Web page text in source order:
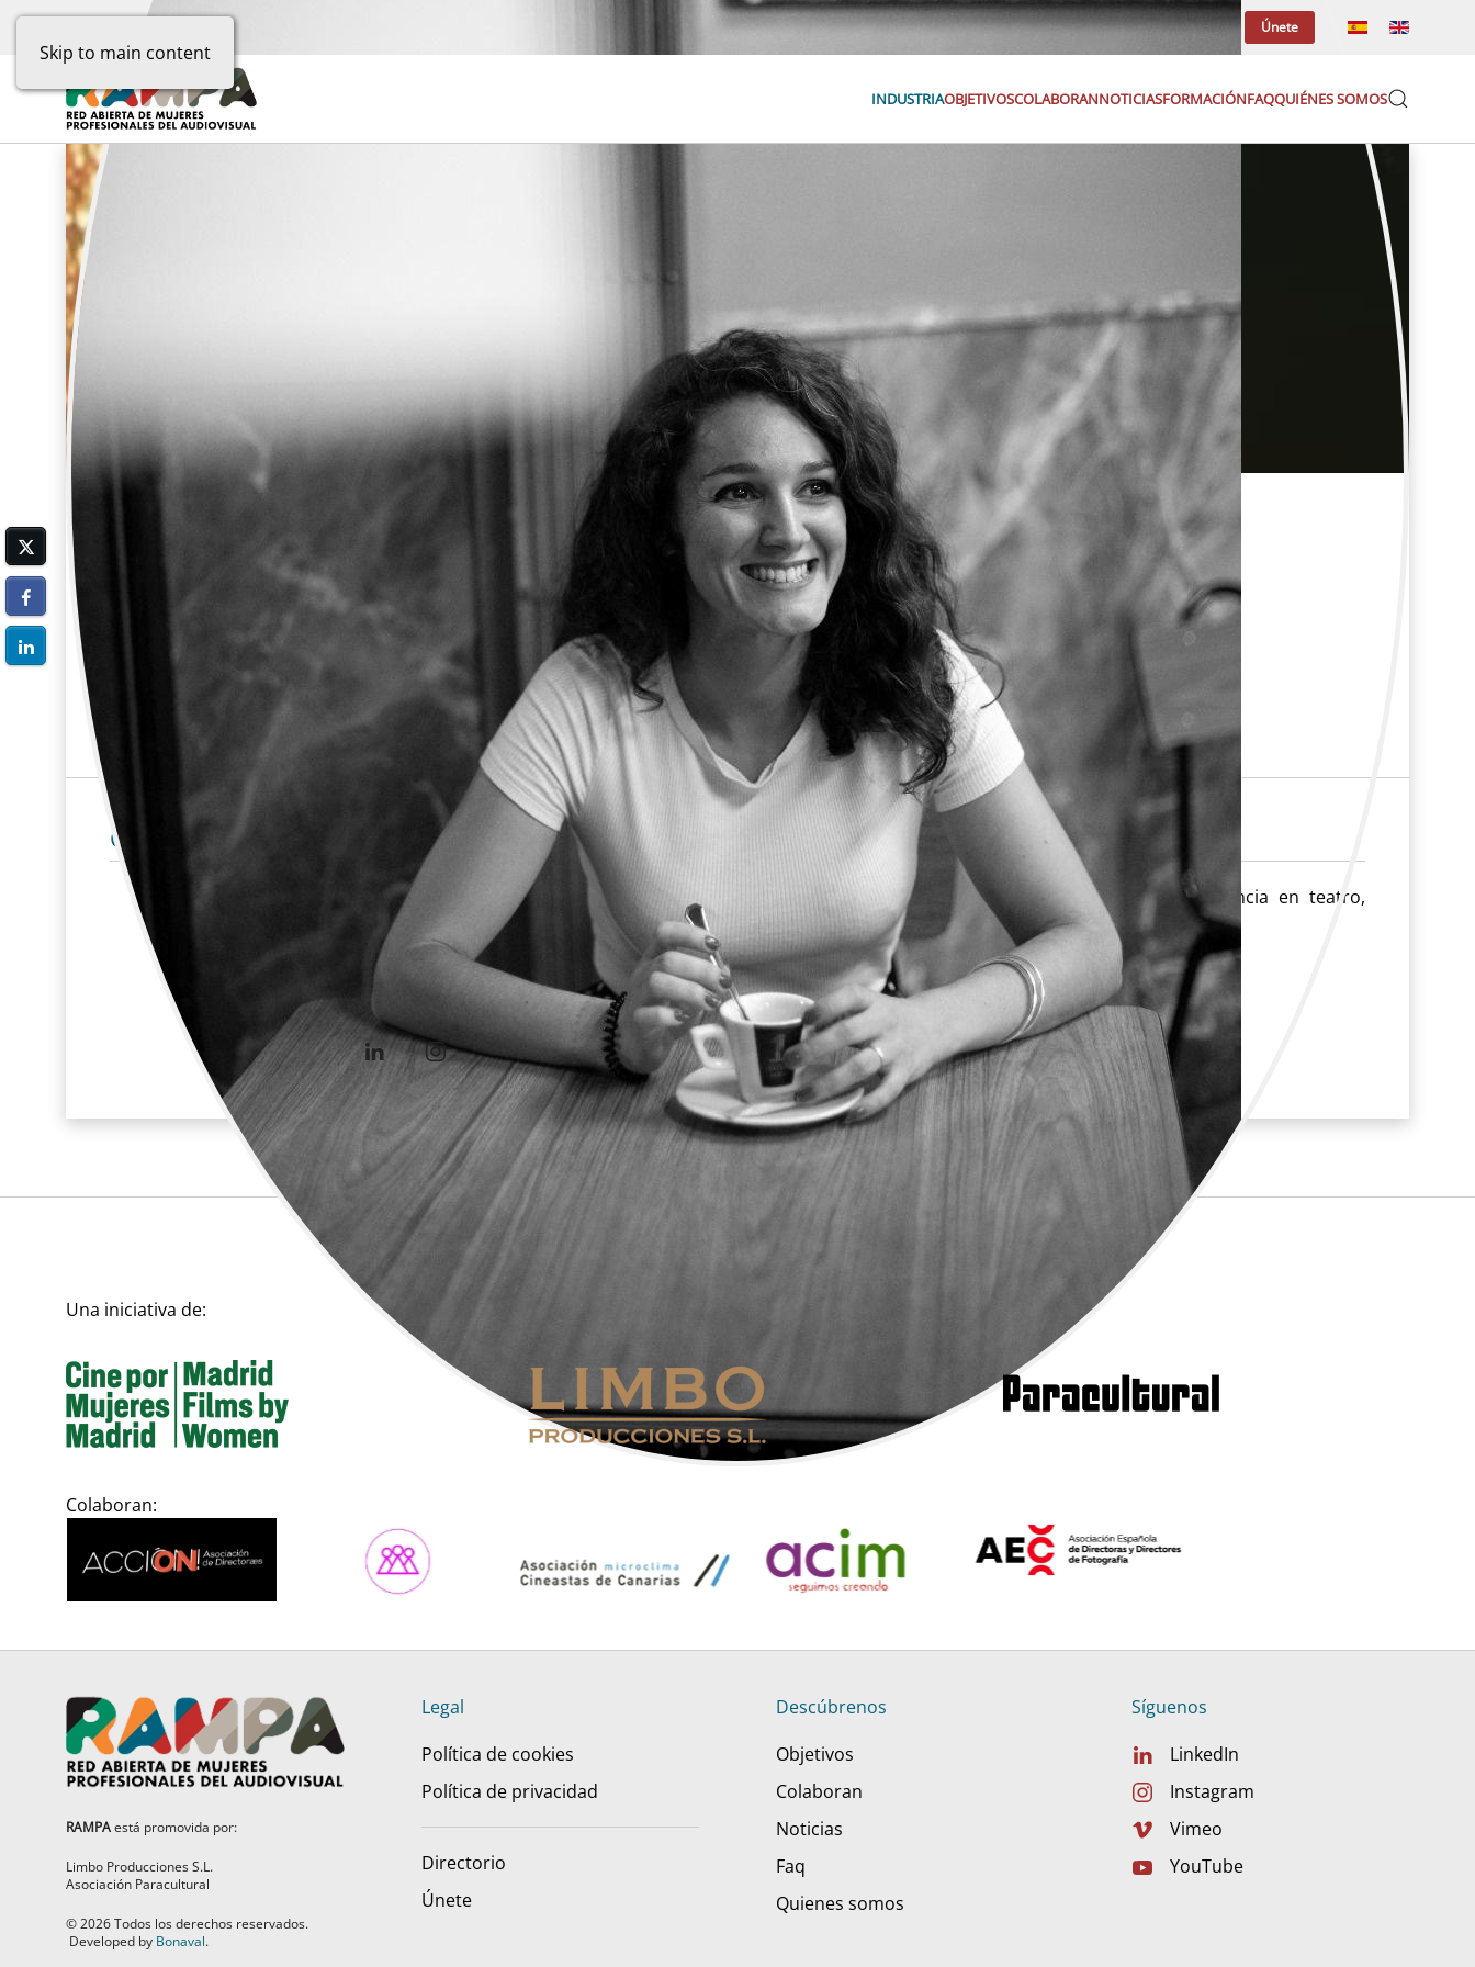
Skip to main content
Categorías|Directorio|Login Únete
INDUSTRIAOBJETIVOSCOLABORANNOTICIASFORMACIÓNFAQQUIÉNES SOMOS
Anaïs Zebrowski
Cine | Estilista/Vestuario | Diseñadora de vestuario
Cine, Estilista/Vestuario, Diseñadora de vestuario
Contacto
Comunidad autónoma:
Comunidad de Madrid
anaiszebrowski@gmail.com
Móvil:
661092063
Biografía
Diseñadora de vestuario escénico con amplia experiencia en teatro,
ópera, cine y televisión.
Una iniciativa de:
Colaboran:
Legal
Política de cookies
Política de privacidad
Directorio
Únete
Descúbrenos
Objetivos
Colaboran
Noticias
Faq
Quienes somos
Síguenos
LinkedIn
Instagram
Vimeo
YouTube
RAMPAestá promovida por:
Limbo Producciones S.L.
Asociación Paracultural
©2026Todos los derechos reservados.
Developed by Bonaval.